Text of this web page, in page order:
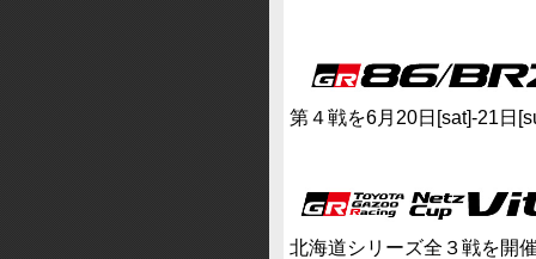
第４戦を6月20日[sat]-21日
北海道シリーズ全３戦を開